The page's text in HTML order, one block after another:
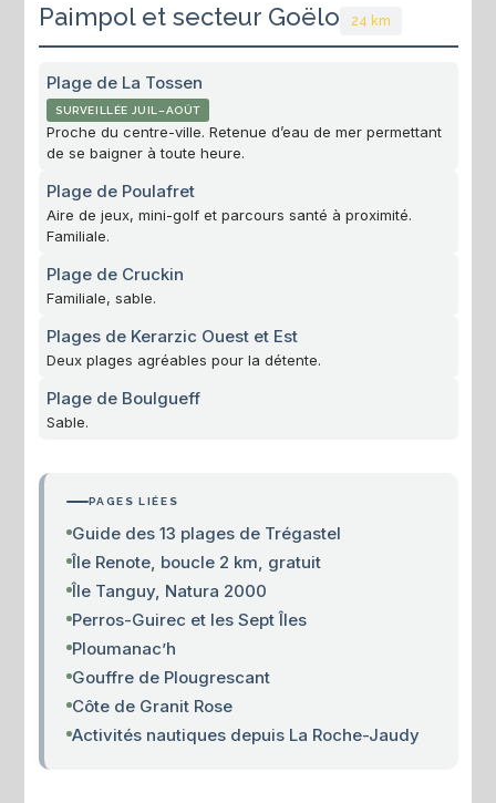
Paimpol et secteur Goëlo 24 km
Plage de La Tossen
SURVEILLÉE JUIL–AOÛT
Proche du centre-ville. Retenue d’eau de mer permettant
de se baigner à toute heure.
Plage de Poulafret
Aire de jeux, mini-golf et parcours santé à proximité.
Familiale.
Plage de Cruckin
Familiale, sable.
Plages de Kerarzic Ouest et Est
Deux plages agréables pour la détente.
Plage de Boulgueff
Sable.
PAGES LIÉES
Guide des 13 plages de Trégastel
Île Renote, boucle 2 km, gratuit
Île Tanguy, Natura 2000
Perros-Guirec et les Sept Îles
Ploumanac’h
Gouffre de Plougrescant
Côte de Granit Rose
Activités nautiques depuis La Roche-Jaudy